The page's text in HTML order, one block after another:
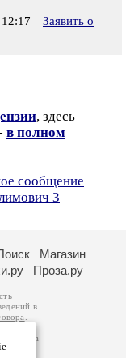
Заявить о
, здесь
в полном
сообщение
3
Магазин
Проза.ру
в